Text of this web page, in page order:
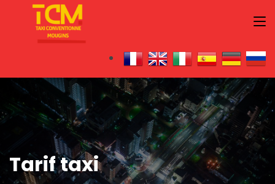
Tarif taxi